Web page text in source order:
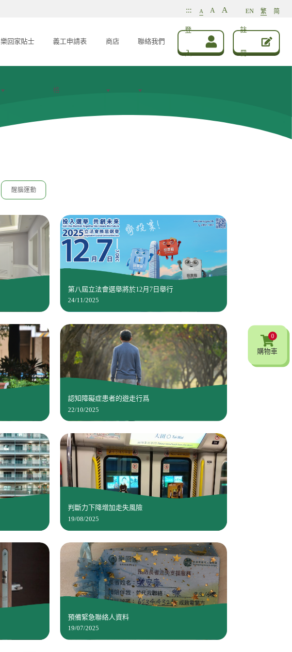
::: A A A EN 繁 简
樂回家貼士 義工申請表
格
商店 聯絡我們
登
入
註
冊
醒腦運動
第八屆立法會選舉將於12月7日舉行
24/11/2025
認知障礙症患者的遊走行爲
22/10/2025
判斷力下降增加走失風險
19/08/2025
預備緊急聯絡人資料
19/07/2025
0
購物車